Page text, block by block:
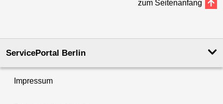
zum Seitenanfang
ServicePortal Berlin
Impressum